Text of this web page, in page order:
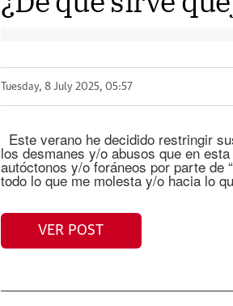
Tuesday, 8 July 2025, 05:57
Este verano he decidido restringir
los desmanes y/o abusos que en
autóctonos y/o foráneos por parte de
todo lo que me molesta y/o hacia lo
VER POST